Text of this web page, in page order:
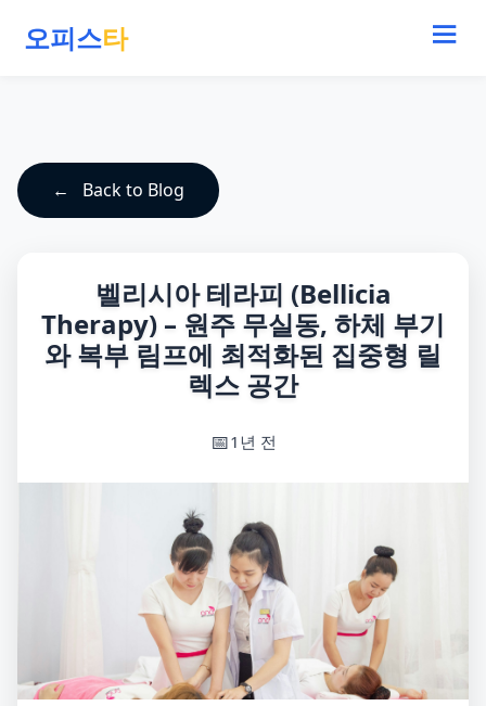
오피스타
Back to Blog
벨리시아 테라피 (Bellicia
Therapy) – 원주 무실동, 하체 부기
와 복부 림프에 최적화된 집중형 릴
렉스 공간
1년 전